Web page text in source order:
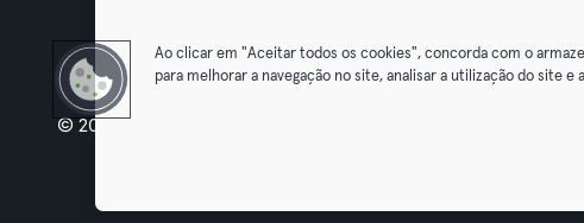
© 2026 Urban Sports Group GmbH. All rights reserved.
Ao clicar em "Aceitar todos os cookies", concorda com o
para melhorar a navegação no site, analisar a utilização do site